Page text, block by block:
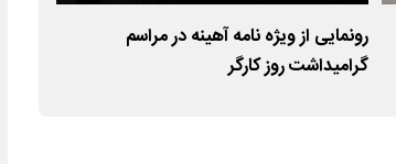
رونمایی از ویژه نامه آهینه در مراسم
گرامیداشت روز کارگر